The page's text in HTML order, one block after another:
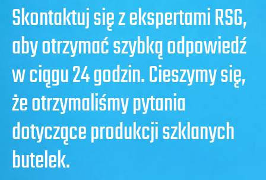
Skontaktuj się z ekspertami RSG,
aby otrzymać szybką odpowiedź
w ciągu 24 godzin. Cieszymy się,
że otrzymaliśmy pytania
dotyczące produkcji szklanych
butelek.